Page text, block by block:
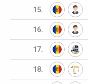
15.
16.
17.
18.